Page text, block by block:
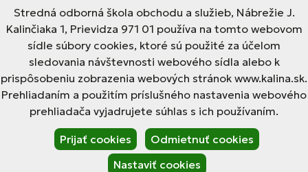
Stredná odborná škola obchodu a služieb, Nábrežie J.
Kalinčiaka 1, Prievidza 971 01 používa na tomto webovom
sídle súbory cookies, ktoré sú použité za účelom
sledovania návštevnosti webového sídla alebo k
prispôsobeniu zobrazenia webových stránok www.kalina.sk.
Prehliadaním a použitím príslušného nastavenia webového
prehliadača vyjadrujete súhlas s ich používaním.
Prijať cookies
Odmietnuť cookies
Nastaviť cookies